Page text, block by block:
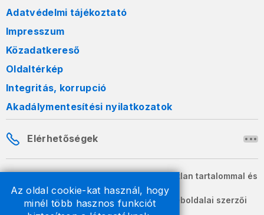
Az oldal cookie-kat használ, hogy
minél több hasznos funkciót
Adatvédelmi tájékoztató
Impresszum
Közadatkereső
Oldaltérkép
Integritás, korrupció
Akadálymentesítési nyilatkozatok
Elérhetőségek
A honlapon szereplő információk változatlan tartalommal és
formában szabadon terjeszthetők.
2026 © A Nemzeti Adó- és Vámhivatal weboldalai szerzői
jogvédelem alatt állnak.